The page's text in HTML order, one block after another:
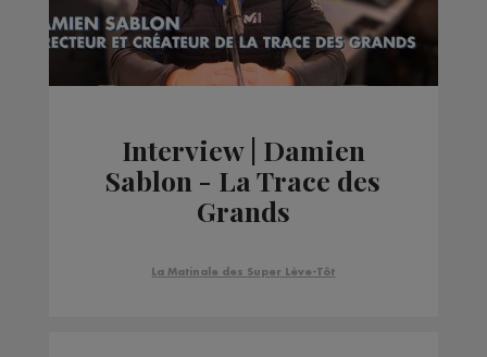
Interview | Damien
Sablon - La Trace des
Grands
La Matinale des Super Lève-Tôt